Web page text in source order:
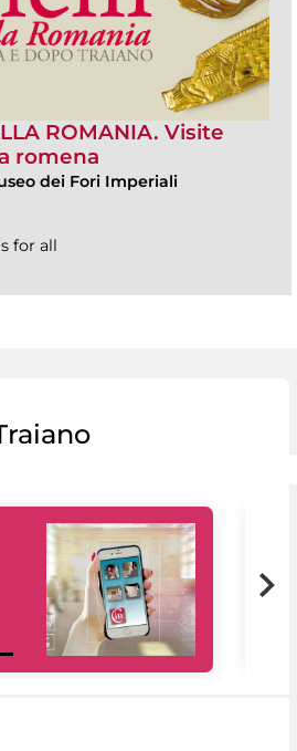
ROMANIA. Visite
romena
dei Fori Imperiali
for all